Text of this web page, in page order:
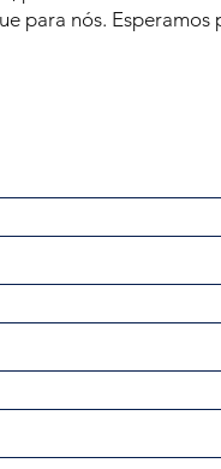
para nós. Esperamos